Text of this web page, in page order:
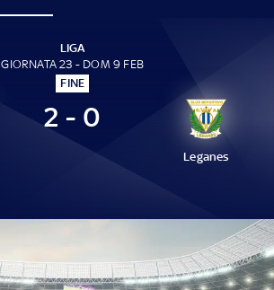
LIGA
GIORNATA 23 - DOM 9 FEB
FINE
2 - 0
Leganes